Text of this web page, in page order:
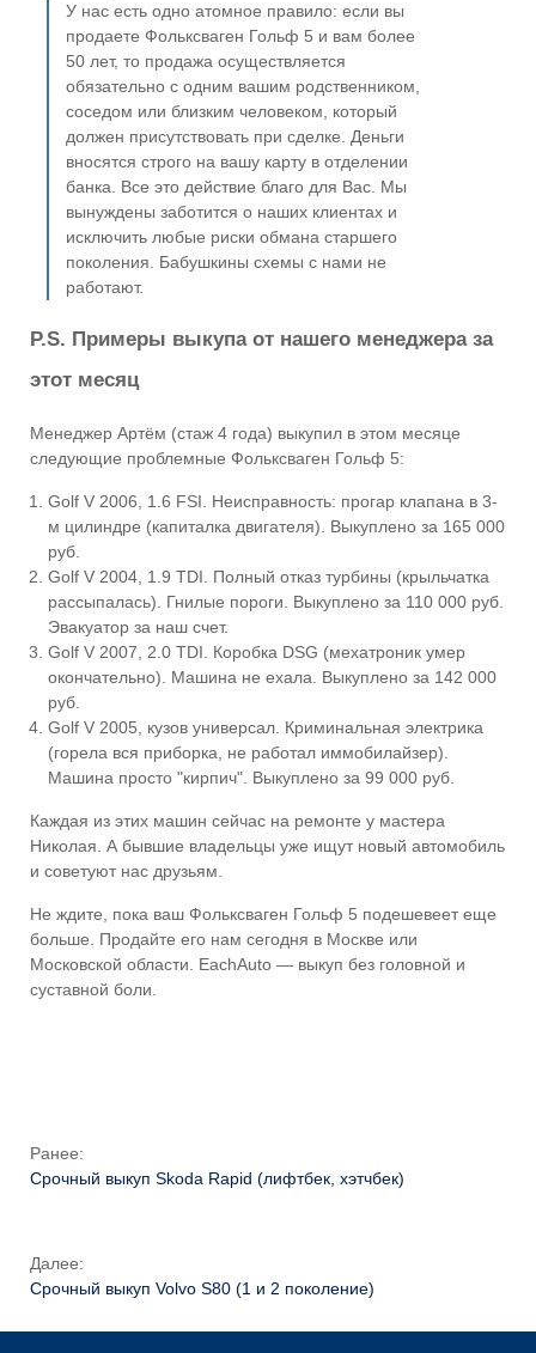
У нас есть одно атомное правило: если вы
продаете Фольксваген Гольф 5 и вам более
50 лет, то продажа осуществляется
обязательно с одним вашим родственником,
соседом или близким человеком, который
должен присутствовать при сделке. Деньги
вносятся строго на вашу карту в отделении
банка. Все это действие благо для Вас. Мы
вынуждены заботится о наших клиентах и
исключить любые риски обмана старшего
поколения. Бабушкины схемы с нами не
работают.
P.S. Примеры выкупа от нашего менеджера за
этот месяц
Менеджер Артём (стаж 4 года) выкупил в этом месяце
следующие проблемные Фольксваген Гольф 5:
Golf V 2006, 1.6 FSI. Неисправность: прогар клапана в 3-
м цилиндре (капиталка двигателя). Выкуплено за 165 000
руб.
Golf V 2004, 1.9 TDI. Полный отказ турбины (крыльчатка
рассыпалась). Гнилые пороги. Выкуплено за 110 000 руб.
Эвакуатор за наш счет.
Golf V 2007, 2.0 TDI. Коробка DSG (мехатроник умер
окончательно). Машина не ехала. Выкуплено за 142 000
руб.
Golf V 2005, кузов универсал. Криминальная электрика
(горела вся приборка, не работал иммобилайзер).
Машина просто "кирпич". Выкуплено за 99 000 руб.
Каждая из этих машин сейчас на ремонте у мастера
Николая. А бывшие владельцы уже ищут новый автомобиль
и советуют нас друзьям.
Не ждите, пока ваш Фольксваген Гольф 5 подешевеет еще
больше. Продайте его нам сегодня в Москве или
Московской области. EachAuto — выкуп без головной и
суставной боли.
Ранее:
Срочный выкуп Skoda Rapid (лифтбек, хэтчбек)
Далее:
Срочный выкуп Volvo S80 (1 и 2 поколение)